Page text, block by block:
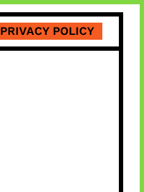
PRIVACY POLICY